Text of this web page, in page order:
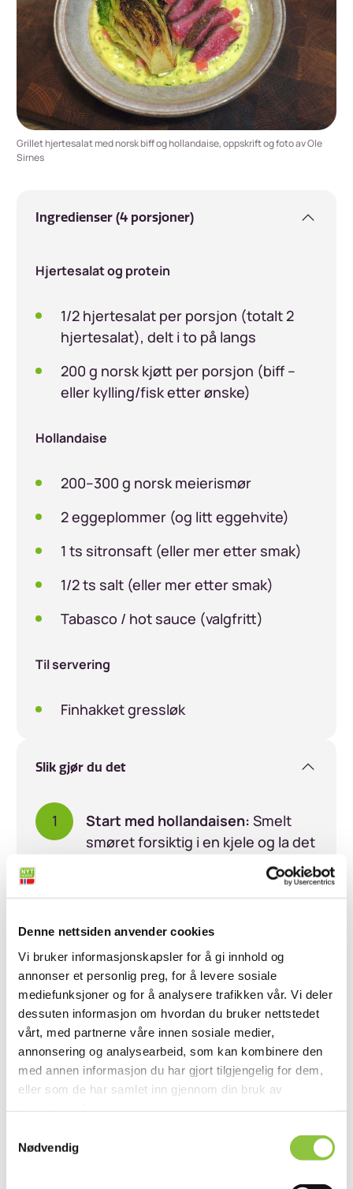
Denne nettsiden anvender cookies
Vi bruker informasjonskapsler for å gi innhold og
annonser et personlig preg, for å levere sosiale
mediefunksjoner og for å analysere trafikken vår. Vi deler
dessuten informasjon om hvordan du bruker nettstedet
vårt, med partnerne våre innen sosiale medier,
annonsering og analysearbeid, som kan kombinere den
med annen informasjon du har gjort tilgjengelig for dem,
eller som de har samlet inn gjennom din bruk av
Nødvendig
Grillet hjertesalat med norsk biff og hollandaise, oppskrift og foto av Ole
Sirnes
Ingredienser (4 porsjoner)
Hjertesalat og protein
1/2 hjertesalat per porsjon (totalt 2
hjertesalat), delt i to på langs
200 g norsk kjøtt per porsjon (biff –
eller kylling/fisk etter ønske)
Hollandaise
200–300 g norsk meierismør
2 eggeplommer (og litt eggehvite)
1 ts sitronsaft (eller mer etter smak)
1/2 ts salt (eller mer etter smak)
Tabasco / hot sauce (valgfritt)
Til servering
Finhakket gressløk
Slik gjør du det
Start med hollandaisen: Smelt
smøret forsiktig i en kjele og la det
melkepartiklene i bunnen. Ta
Pisk eggene:Ha eggeplommene i
en høy beholder (sylinderform).
Kjør med stavmikser sammen med
litt sitronsaft og salt.
Spe med smør: Kjør videre med
stavmikser mens du spe gradvis